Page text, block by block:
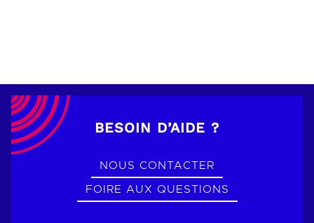
BESOIN D’AIDE ?
NOUS CONTACTER
FOIRE AUX QUESTIONS